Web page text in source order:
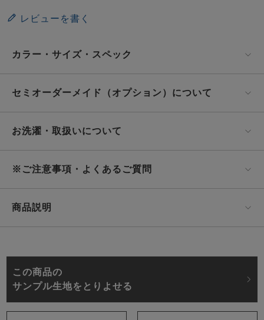
レビューを書く
カラー・サイズ・スペック
セミオーダーメイド（オプション）について
お洗濯・取扱いについて
※ご注意事項・よくあるご質問
商品説明
この商品の
サンプル生地をとりよせる